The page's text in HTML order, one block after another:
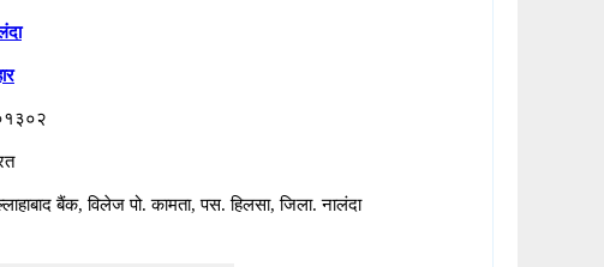
बैंक, विलेज पो. कामता, पस. हिलसा, जिला. नालंदा